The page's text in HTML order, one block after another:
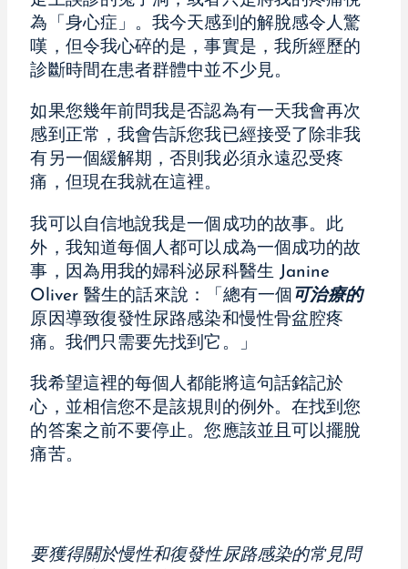
為「身心症」。我今天感到的解脫感令人驚
嘆，但令我心碎的是，事實是，我所經歷的
診斷時間在患者群體中並不少見。
如果您幾年前問我是否認為有一天我會再次
感到正常，我會告訴您我已經接受了除非我
有另一個緩解期，否則我必須永遠忍受疼
痛，但現在我就在這裡。
我可以自信地說我是一個成功的故事。此
外，我知道每個人都可以成為一個成功的故
事，因為用我的婦科泌尿科醫生 Janine
Oliver 醫生的話來說：「總有一個 可治療的
原因導致復發性尿路感染和慢性骨盆腔疼
痛。我們只需要先找到它。」
我希望這裡的每個人都能將這句話銘記於
心，並相信您不是該規則的例外。在找到您
的答案之前不要停止。您應該並且可以擺脫
痛苦。
要獲得關於慢性和復發性尿路感染的常見問